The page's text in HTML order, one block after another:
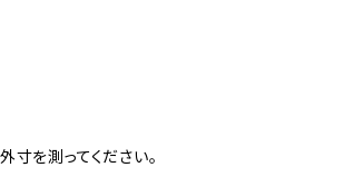
を測ってください。